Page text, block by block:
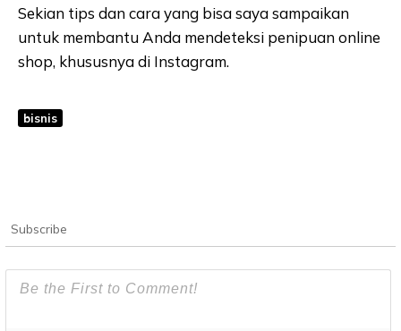
Sekian tips dan cara yang bisa saya sampaikan
untuk membantu Anda mendeteksi penipuan online
shop, khususnya di Instagram.
bisnis
Subscribe